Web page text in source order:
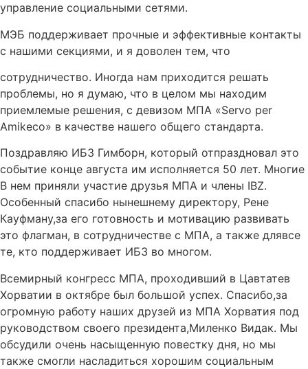
управление социальными сетями.
МЭБ поддерживает прочные и эффективные контакты
с нашими секциями, и я доволен тем, что
сотрудничество. Иногда нам приходится решать
проблемы, но я думаю, что в целом мы находим
приемлемые решения, с девизом МПА «Servo per
Amikeco» в качестве нашего общего стандарта.
Поздравляю ИБЗ Гимборн, который отпраздновал это
событие конце августа им исполняется 50 лет. Многие
В нем приняли участие друзья МПА и члены IBZ.
Особенный спасибо нынешнему директору, Рене
Кауфману,за его готовность и мотивацию развивать
это флагман, в сотрудничестве с МПА, а также длявсе
те, кто поддерживает ИБЗ во многом.
Всемирный конгресс МПА, проходивший в Цавтатев
Хорватии в октябре был большой успех. Спасибо,за
огромную работу наших друзей из МПА Хорватия под
руководством своего президента,Миленко Видак. Мы
обсудили очень насыщенную повестку дня, но мы
также смогли насладиться хорошим социальным